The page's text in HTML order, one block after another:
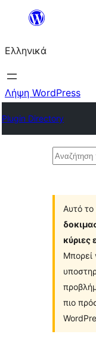
Μετάβαση
περιεχόμενο
Ελληνικά
Λήψη WordPress
Plugin Directory
Αυτό
κύριες
Μπορεί
πιο